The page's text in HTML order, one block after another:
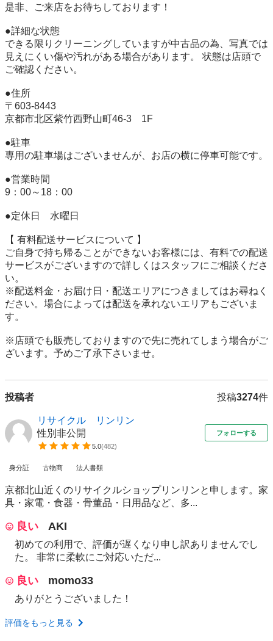
是非、ご来店をお待ちしております！
●詳細な状態
できる限りクリーニングしていますが中古品の為、写真では
見えにくい傷や汚れがある場合があります。 状態は店頭で
ご確認ください。
●住所
〒603-8443
京都市北区紫竹西野山町46-3　1F
●駐車
専用の駐車場はございませんが、お店の横に停車可能です。
●営業時間
9：00～18：00
●定休日　水曜日
【 有料配送サービスについて 】
ご自身で持ち帰ることができないお客様には、有料での配送
サービスがございますので詳しくはスタッフにご相談くださ
い。
※配送料金・お届け日・配送エリアにつきましてはお尋ねく
ださい。場合によっては配送を承れないエリアもございま
す。
※店頭でも販売しておりますので先に売れてしまう場合がご
ざいます。予めご了承下さいませ。
投稿者 投稿3274件
リサイクル リンリン
性別非公開
5.0(482)
フォローする
身分証 古物商 法人書類
京都北山近くのリサイクルショップリンリンと申します。家
具・家電・食器・骨董品・日用品など、多...
良い AKI
初めての利用で、評価が遅くなり申し訳ありませんでし
た。 非常に柔軟にご対応いただ...
良い momo33
ありがとうございました！
評価をもっと見る